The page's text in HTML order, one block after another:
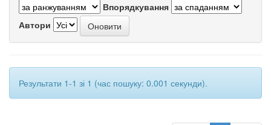
Впорядкування
Автори
Результати 1-1 зі 1 (час пошуку: 0.001 секунди).